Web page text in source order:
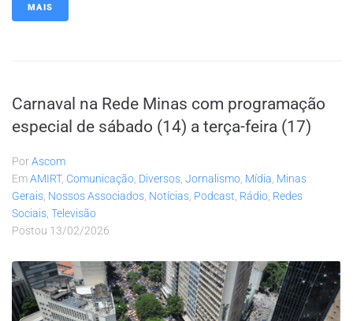
MAIS
Carnaval na Rede Minas com programação
especial de sábado (14) a terça-feira (17)
PorAscom
EmAMIRT, Comunicação, Diversos, Jornalismo, Mídia, Minas
Gerais, Nossos Associados, Notícias, Podcast, Rádio, Redes
Sociais, Televisão
Postou 13/02/2026